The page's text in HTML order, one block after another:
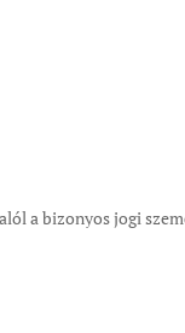
a bizonyos jogi